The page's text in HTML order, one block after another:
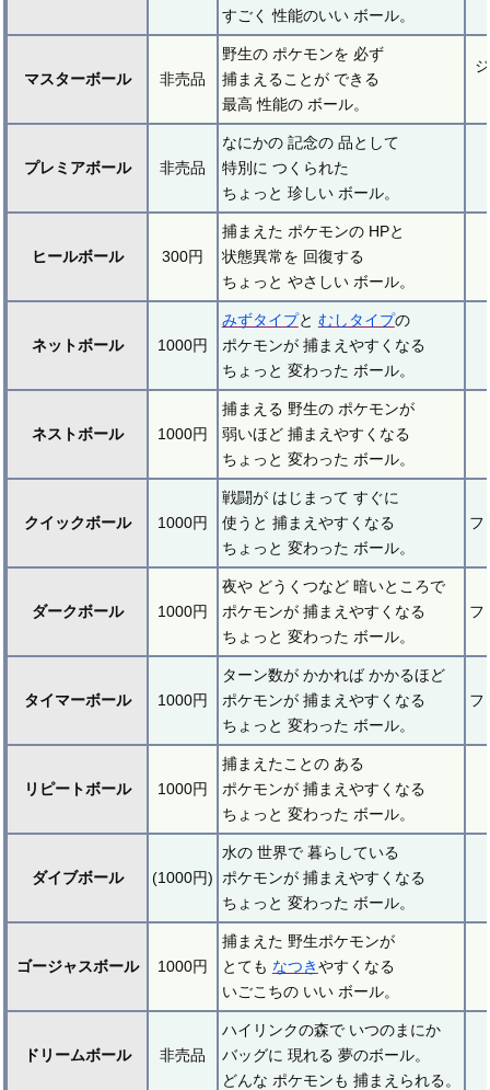
すごく 性能のいい ボール。
マスターボール 非売品
野生の ポケモンを 必ず
捕まえることが できる
最高 性能の ボール。
プレミアボール 非売品
なにかの 記念の 品として
特別に つくられた
ちょっと 珍しい ボール。
ヒールボール 300円
捕まえた ポケモンの HPと
状態異常を 回復する
ちょっと やさしい ボール。
ネットボール 1000円
みずタイプと むしタイプの
ポケモンが 捕まえやすくなる
ちょっと 変わった ボール。
ネストボール 1000円
捕まえる 野生の ポケモンが
弱いほど 捕まえやすくなる
ちょっと 変わった ボール。
クイックボール 1000円
戦闘が はじまって すぐに
使うと 捕まえやすくなる
ちょっと 変わった ボール。
フ
ダークボール 1000円
夜や どうくつなど 暗いところで
ポケモンが 捕まえやすくなる
ちょっと 変わった ボール。
フ
タイマーボール 1000円
ターン数が かかれば かかるほど
ポケモンが 捕まえやすくなる
ちょっと 変わった ボール。
フ
リピートボール 1000円
捕まえたことの ある
ポケモンが 捕まえやすくなる
ちょっと 変わった ボール。
ダイブボール (1000円)
水の 世界で 暮らしている
ポケモンが 捕まえやすくなる
ちょっと 変わった ボール。
ゴージャスボール 1000円
捕まえた 野生ポケモンが
とても なつきやすくなる
いごこちの いい ボール。
ドリームボール 非売品
ハイリンクの森で いつのまにか
バッグに 現れる 夢のボール。
どんな ポケモンも 捕まえられる。